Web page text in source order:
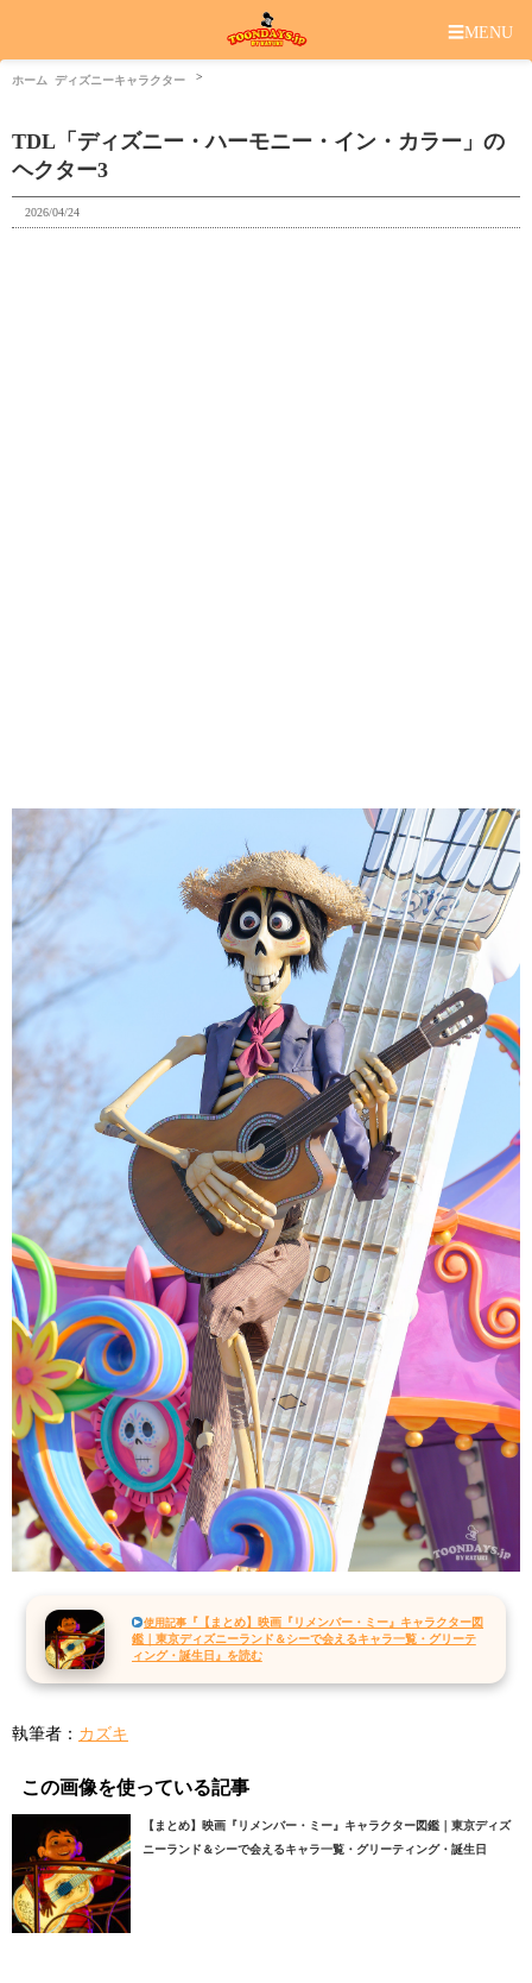
☰MENU
ホーム ディズニーキャラクター
TDL「ディズニー・ハーモニー・イン・カラー」の
ヘクター3
2026/04/24
使用記事 『【まとめ】映画『リメンバー・ミー』キャラクター図
鑑｜東京ディズニーランド＆シーで会えるキャラ一覧・グリーテ
ィング・誕生日』を読む
執筆者： カズキ
この画像を使っている記事
【まとめ】映画『リメンバー・ミー』キャラクター図鑑｜東京ディズ
ニーランド＆シーで会えるキャラ一覧・グリーティング・誕生日